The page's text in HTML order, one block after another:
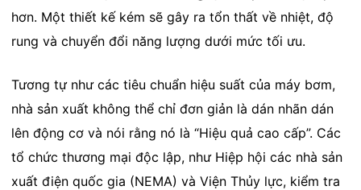
hơn. Một thiết kế kém sẽ gây ra tổn thất về nhiệt, độ
rung và chuyển đổi năng lượng dưới mức tối ưu.
Tương tự như các tiêu chuẩn hiệu suất của máy bơm,
nhà sản xuất không thể chỉ đơn giản là dán nhãn dán
lên động cơ và nói rằng nó là “Hiệu quả cao cấp”. Các
tổ chức thương mại độc lập, như Hiệp hội các nhà sản
xuất điện quốc gia (NEMA) và Viện Thủy lực, kiểm tra